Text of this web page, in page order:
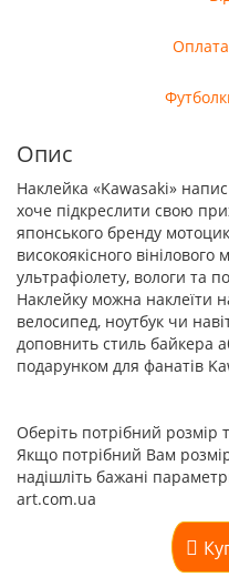
Опис
Наклейка «Kawasaki»
хоче підкреслити свою
японського бренду
високоякісного вінілового
ультрафіолету, вологи та
Наклейку можна наклеїти
велосипед, ноутбук чи
доповнить стиль байкера
подарунком для фанатів
Оберіть потрібний розмір
Якщо потрібний Вам
надішліть бажані
art.com.ua